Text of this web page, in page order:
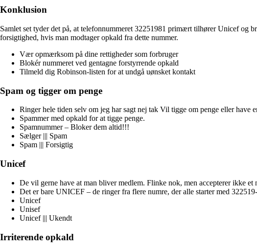
Konklusion
Samlet set tyder det på, at telefonnummeret 32251981 primært tilhører Unicef og
forsigtighed, hvis man modtager opkald fra dette nummer.
Vær opmærksom på dine rettigheder som forbruger
Blokér nummeret ved gentagne forstyrrende opkald
Tilmeld dig Robinson-listen for at undgå uønsket kontakt
Spam og tigger om penge
Ringer hele tiden selv om jeg har sagt nej tak Vil tigge om penge eller have
Spammer med opkald for at tigge penge.
Spamnummer – Bloker dem altid!!!
Sælger ||| Spam
Spam ||| Forsigtig
Unicef
De vil gerne have at man bliver medlem. Flinke nok, men accepterer ikke et
Det er bare UNICEF – de ringer fra flere numre, der alle starter med
Unicef
Unisef
Unicef ||| Ukendt
Irriterende opkald